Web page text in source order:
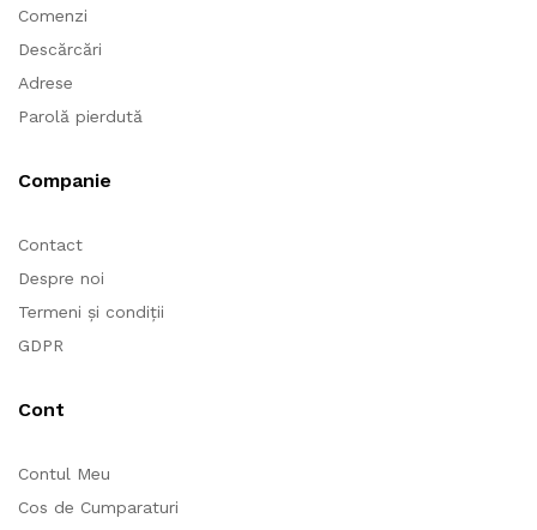
Comenzi
Descărcări
Adrese
Parolă pierdută
Companie
Contact
Despre noi
Termeni și condiții
GDPR
Cont
Contul Meu
Cos de Cumparaturi